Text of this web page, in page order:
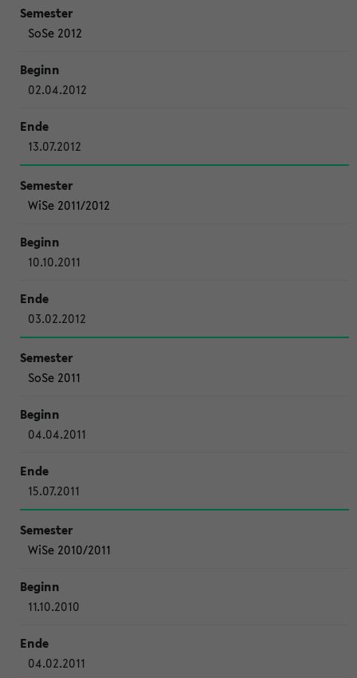
SoSe 2012
02.04.2012
13.07.2012
WiSe 2011/2012
10.10.2011
03.02.2012
SoSe 2011
04.04.2011
15.07.2011
WiSe 2010/2011
11.10.2010
04.02.2011